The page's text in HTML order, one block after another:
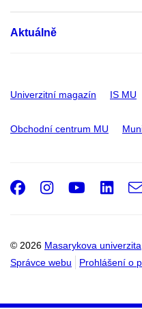
Aktuálně
Univerzitní magazín IS MU
Obchodní centrum MU
© 2026 Masarykova univerzita
Správce webu
Prohlášení o
Facebook